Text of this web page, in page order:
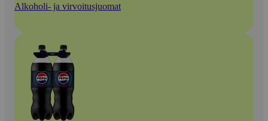
Alkoholi- ja virvoitusjuomat